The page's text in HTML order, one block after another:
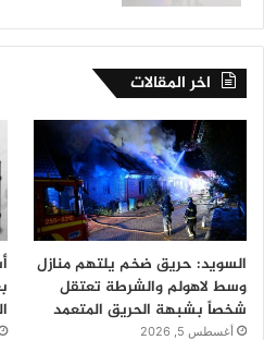
اخر المقالات
السويد: حريق ضخم يلتهم منازل
وسط لاهولم والشرطة تعتقل
شخصاً بشبهة الحريق المتعمد
أغسطس 5, 2026